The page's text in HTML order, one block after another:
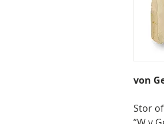
von
Stor